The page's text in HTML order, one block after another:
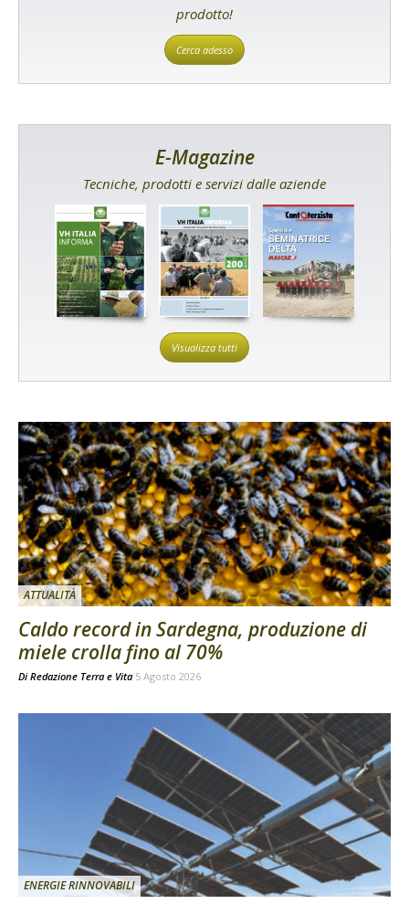
prodotto!
Cerca adesso
E-Magazine
Tecniche, prodotti e servizi dalle aziende
Visualizza tutti
ATTUALITÀ
Caldo record in Sardegna, produzione di
miele crolla fino al 70%
Di Redazione Terra e Vita 5 Agosto 2026
ENERGIE RINNOVABILI